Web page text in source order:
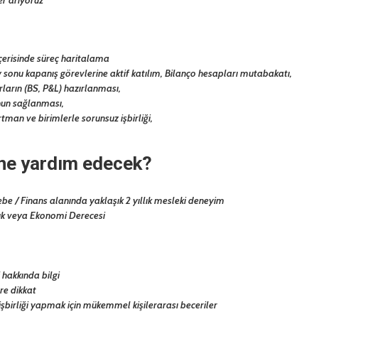
süreç haritalama
kapanış görevlerine aktif katılım, Bilanço hesapları mutabakatı,
(BS, P&L) hazırlanması,
sağlanması,
ve birimlerle sorunsuz işbirliği,
yardım edecek?
/ Finans alanında yaklaşık 2 yıllık mesleki deneyim
veya Ekonomi Derecesi
bilgi
dikkat
yapmak için mükemmel kişilerarası beceriler